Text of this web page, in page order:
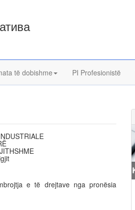
të dobishme PI Profesionistë
e të drejtave nga pronësia